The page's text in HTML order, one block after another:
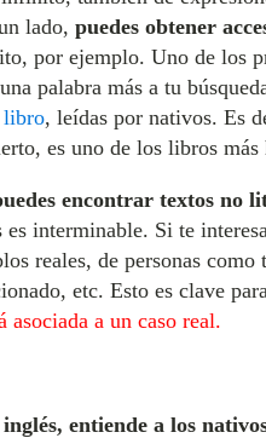
lado, puedes obtener
por ejemplo. Uno de los
palabra más a tu
libro, leídas por nativos. Es
es uno de los libros más
encontrar textos no
interminable. Si te
reales, de personas
etc. Esto es clave
asociada a un caso real.
entiende a los